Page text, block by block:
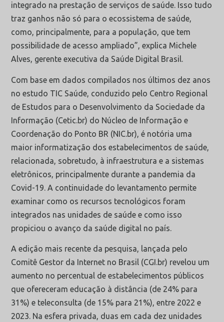
integrado na prestação de serviços de saúde. Isso tudo
traz ganhos não só para o ecossistema de saúde,
como, principalmente, para a população, que tem
possibilidade de acesso ampliado”, explica Michele
Alves, gerente executiva da Saúde Digital Brasil.
Com base em dados compilados nos últimos dez anos
no estudo TIC Saúde, conduzido pelo Centro Regional
de Estudos para o Desenvolvimento da Sociedade da
Informação (Cetic.br) do Núcleo de Informação e
Coordenação do Ponto BR (NIC.br), é notória uma
maior informatização dos estabelecimentos de saúde,
relacionada, sobretudo, à infraestrutura e a sistemas
eletrônicos, principalmente durante a pandemia da
Covid-19. A continuidade do levantamento permite
examinar como os recursos tecnológicos foram
integrados nas unidades de saúde e como isso
propiciou o avanço da saúde digital no país.
A edição mais recente da pesquisa, lançada pelo
Comitê Gestor da Internet no Brasil (CGI.br) revelou um
aumento no percentual de estabelecimentos públicos
que ofereceram educação à distância (de 24% para
31%) e teleconsulta (de 15% para 21%), entre 2022 e
2023. Na esfera privada, duas em cada dez unidades